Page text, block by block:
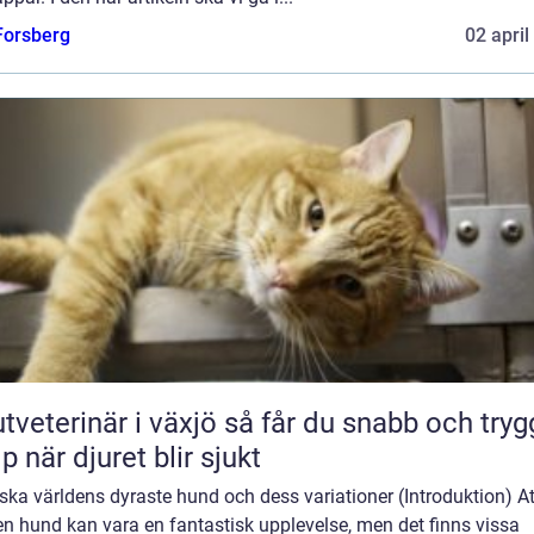
02 april
i växjö så får du snabb och trygg
när djuret blir sjukt
världens dyraste hund och dess variationer (Introduktion)
hund kan vara en fantastisk upplevelse, men det finns vissa